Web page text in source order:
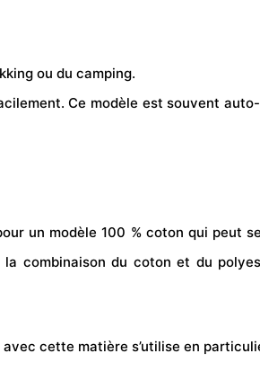
king ou du camping.
Ce modèle est souvent
un modèle 100 % coton qui peut
combinaison du coton et du
cette matière s’utilise en